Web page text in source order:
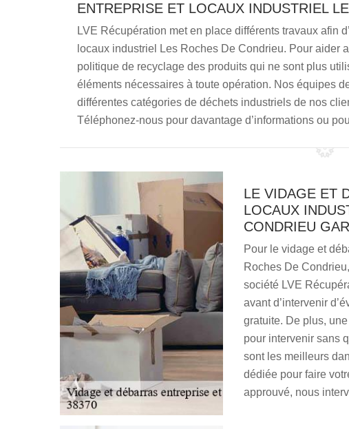
ENTREPRISE ET LOCAUX INDUSTRIEL
LVE Récupération met en place différents travaux afin
locaux industriel Les Roches De Condrieu. Pour aider
politique de recyclage des produits qui ne sont plus
éléments nécessaires à toute opération. Nos équipes
différentes catégories de déchets industriels de nos
Téléphonez-nous pour davantage d’informations ou
LE VIDAGE ET
LOCAUX
CONDRIEU
Pour le vidage et
Roches De
société LVE
avant d’intervenir
gratuite. De plus,
pour intervenir sans
sont les meilleurs
dédiée pour faire
approuvé, nous